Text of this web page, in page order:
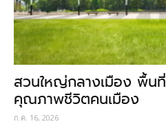
สวนใหญ่กลางเมือง พื้น
คุณภาพชีวิตคนเมือง
ก.ค. 16, 2026